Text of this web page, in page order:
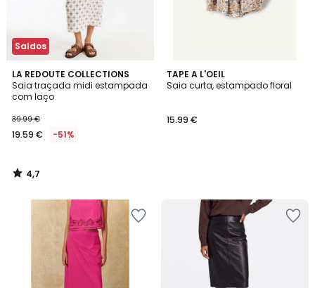
Saldos
LA REDOUTE COLLECTIONS
Saia traçada midi estampada
com laço
39.99 €
19.59 € -51%
4,7
/ 5
4,7
/
TAPE A L'OEIL
Saia curta, estampado floral
15.99 €